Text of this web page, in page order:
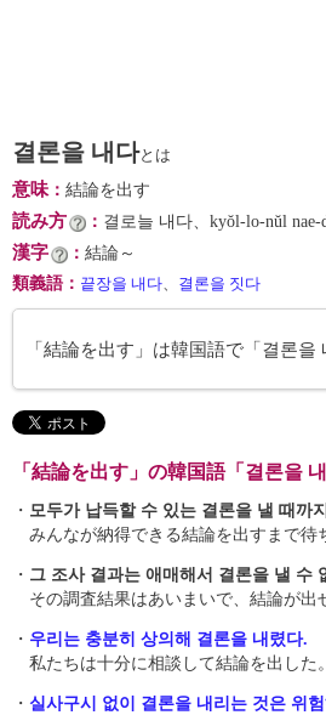
결론을 내다とは
意味： 結論を出す
読み方 ： 결로늘 내다、kyŏl-lo-nŭl
漢字 ： 結論～
類義語 ： 끝장을 내다、 결론을 짓다
「結論を出す」は韓国語で「결론을
「結論を出す」の韓国語「결론을
・ 모두가 납득할 수 있는 결론을 낼 때까
みんなが納得できる結論を出すまで待
・ 그 조사 결과는 애매해서 결론을 낼 수
その調査結果はあいまいで、結論が出
・ 우리는 충분히 상의해 결론을 내렸다.
私たちは十分に相談して結論を出した。
・ 실사구시 없이 결론을 내리는 것은 위